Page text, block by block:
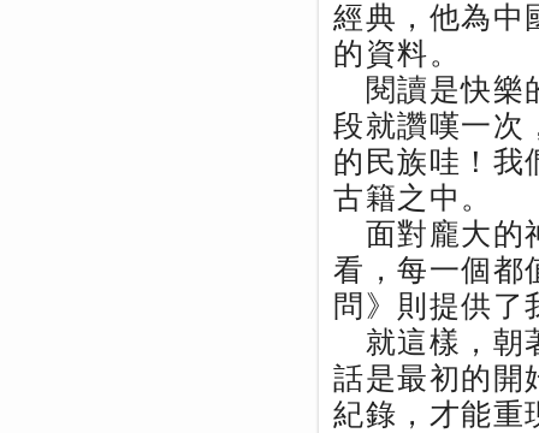
經典，他為中
的資料。
閱讀是快樂
段就讚嘆一次
的民族哇！我
古籍之中。
面對龐大的
看，每一個都
問》則提供了
就這樣，朝
話是最初的開
紀錄，才能重